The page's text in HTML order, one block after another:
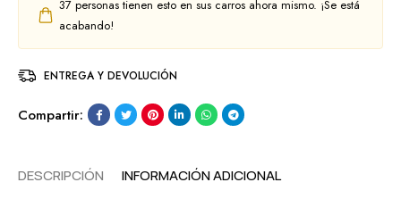
37 personas tienen esto en sus carros ahora mismo. ¡Se está
acabando!
ENTREGA Y DEVOLUCIÓN
Compartir:
DESCRIPCIÓN INFORMACIÓN ADICIONAL